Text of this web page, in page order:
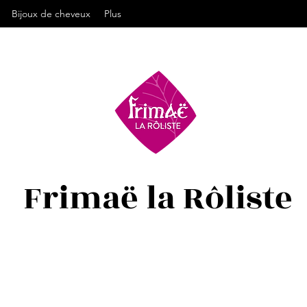
Bijoux de cheveux Plus
Frimaë la Rôliste